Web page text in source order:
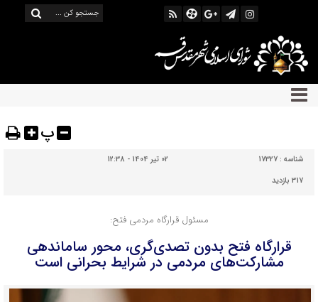
پ
شناسه : 17327
02 تیر 1404 - 12:38
317 بازدید
مسئول قرارگاه مردمی فتح:
قرارگاه فتح بدون تصدی‌گری، محور ساماندهی
مشارکت‌های مردمی در شرایط بحرانی است